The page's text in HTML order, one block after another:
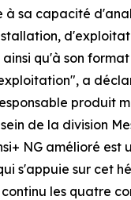
à sa capacité
qu'à son
a
produit
de la division
NG amélioré
s'appuie sur cet
les quatre